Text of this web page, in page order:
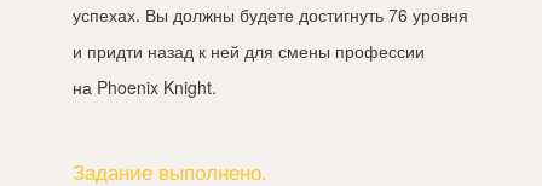
успехах. Вы должны будете достигнуть 76 уровня
и придти назад к ней для смены профессии
на Phoenix Knight.
Задание выполнено.